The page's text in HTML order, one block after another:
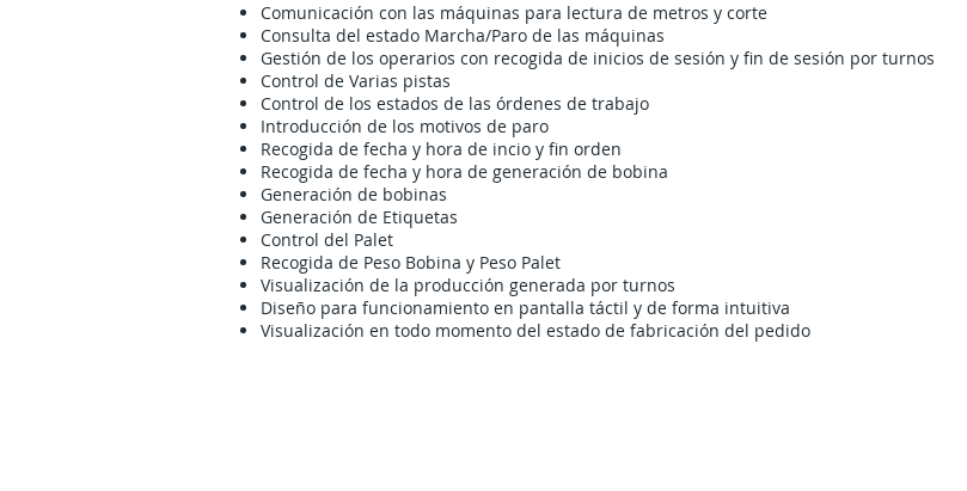
Comunicación con las máquinas para lectura de metros y corte
Consulta del estado Marcha/Paro de las máquinas
Gestión de los operarios con recogida de inicios de sesión y fin de sesión por turnos
Control de Varias pistas
Control de los estados de las órdenes de trabajo
Introducción de los motivos de paro
Recogida de fecha y hora de incio y fin orden
Recogida de fecha y hora de generación de bobina
Generación de bobinas
Generación de Etiquetas
Control del Palet
Recogida de Peso Bobina y Peso Palet
Visualización de la producción generada por turnos
Diseño para funcionamiento en pantalla táctil y de forma intuitiva
Visualización en todo momento del estado de fabricación del pedido